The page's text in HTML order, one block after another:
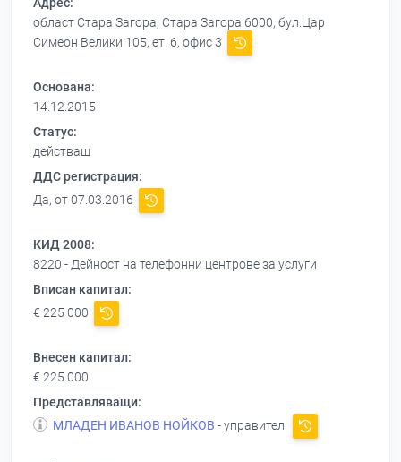
Адрес:
област Стара Загора, Стара Загора 6000, бул.Цар
Симеон Велики 105, ет. 6, офис 3
Основана:
14.12.2015
Статус:
действащ
ДДС регистрация:
Да, от 07.03.2016
КИД 2008:
8220 - Дейност на телефонни центрове за услуги
Вписан капитал:
€ 225 000
Внесен капитал:
€ 225 000
Представляващи:
МЛАДЕН ИВАНОВ НОЙКОВ - управител